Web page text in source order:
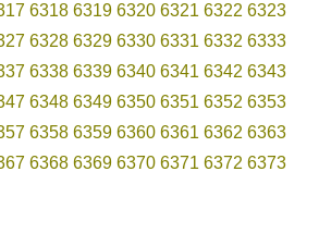
6318 6319 6320 6321 6322 6323
6328 6329 6330 6331 6332 6333
6338 6339 6340 6341 6342 6343
6348 6349 6350 6351 6352 6353
6358 6359 6360 6361 6362 6363
6368 6369 6370 6371 6372 6373